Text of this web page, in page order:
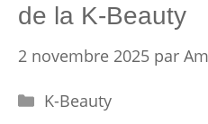
de la K-Beauty
2 novembre 2025 par
Catégories
K-Beauty